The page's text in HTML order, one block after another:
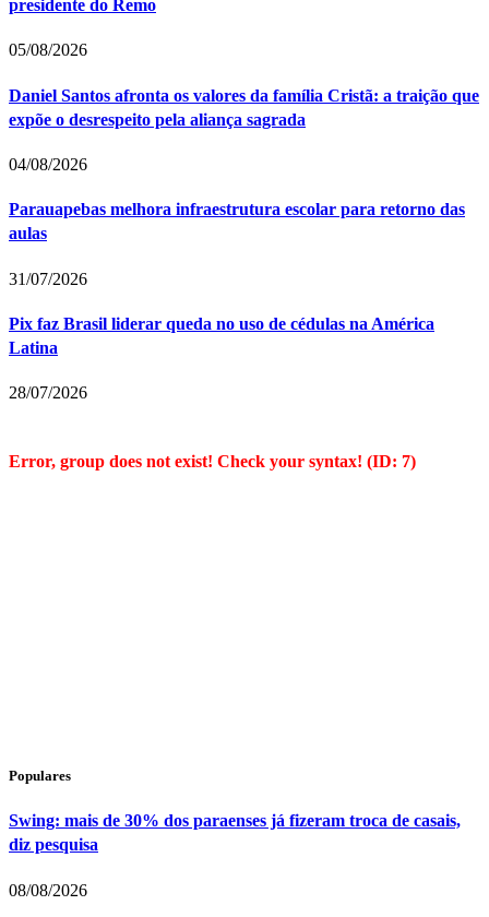
presidente do Remo
05/08/2026
Daniel Santos afronta os valores da família Cristã: a traição que
expõe o desrespeito pela aliança sagrada
04/08/2026
Parauapebas melhora infraestrutura escolar para retorno das
aulas
31/07/2026
Pix faz Brasil liderar queda no uso de cédulas na América
Latina
28/07/2026
Error, group does not exist! Check your syntax! (ID: 7)
Populares
Swing: mais de 30% dos paraenses já fizeram troca de casais,
diz pesquisa
08/08/2026